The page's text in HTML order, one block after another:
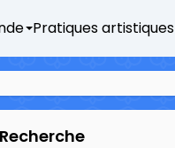
Pratiques artistiques
Recherche